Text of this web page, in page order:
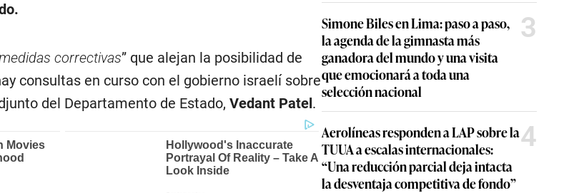
correctivas” que alejan la posibilidad de
consultas en curso con el gobierno israelí sobre
del Departamento de Estado, Vedant Patel.
Simone Biles en Lima: paso a paso,
la agenda de la gimnasta más
ganadora del mundo y una visita
que emocionará a toda una
selección nacional
3
Aerolíneas responden a LAP sobre la
TUUA a escalas internacionales:
“Una reducción parcial deja intacta
la desventaja competitiva de fondo”
4